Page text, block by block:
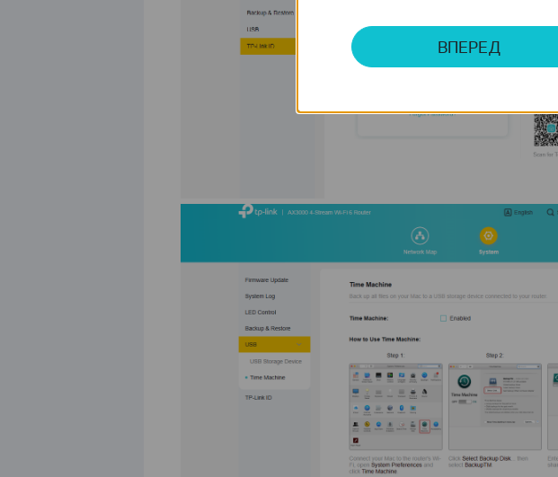
ВПЕРЕД